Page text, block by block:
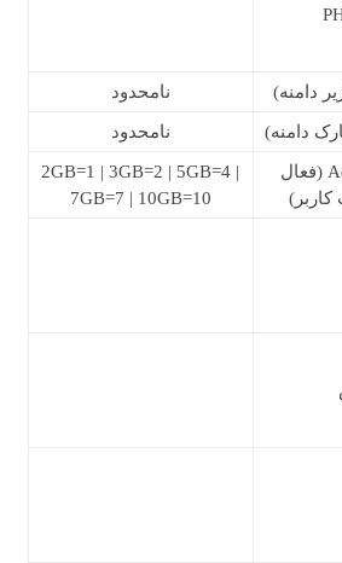
نامحدود
نامحدود
تعداد Addon-Domain (فعال
2GB=1 | 3GB=2 | 5GB=4 |
7GB=7 | 10GB=10